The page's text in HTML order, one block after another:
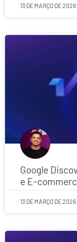
13 DE MARÇO DE 2026
Google
e E-
13 DE MARÇO DE 2026